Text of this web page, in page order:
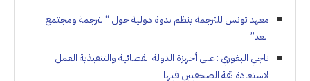
معهد تونس للترجمة ينظم ندوة دولية حول “الترجمة ومجتمع
الغد”
ناجي البغوري : على أجهزة الدولة القضائية والتنفيذية العمل
لاستعادة ثقة الصحفيين فيها